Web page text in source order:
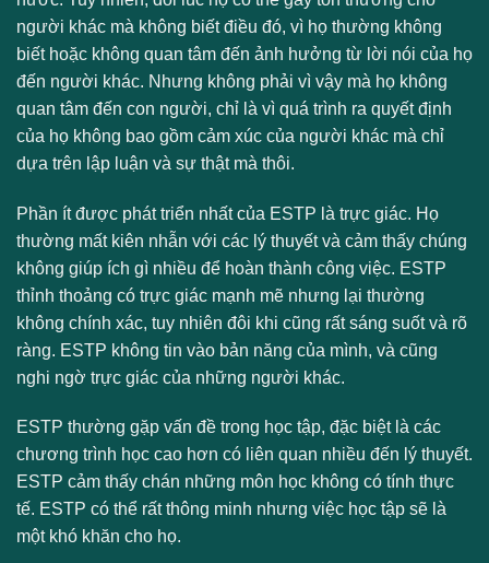
người khác mà không biết điều đó, vì họ thường không
biết hoặc không quan tâm đến ảnh hưởng từ lời nói của họ
đến người khác. Nhưng không phải vì vậy mà họ không
quan tâm đến con người, chỉ là vì quá trình ra quyết định
của họ không bao gồm cảm xúc của người khác mà chỉ
dựa trên lập luận và sự thật mà thôi.
Phần ít được phát triển nhất của ESTP là trực giác. Họ
thường mất kiên nhẫn với các lý thuyết và cảm thấy chúng
không giúp ích gì nhiều để hoàn thành công việc. ESTP
thỉnh thoảng có trực giác mạnh mẽ nhưng lại thường
không chính xác, tuy nhiên đôi khi cũng rất sáng suốt và rõ
ràng. ESTP không tin vào bản năng của mình, và cũng
nghi ngờ trực giác của những người khác.
ESTP thường gặp vấn đề trong học tập, đặc biệt là các
chương trình học cao hơn có liên quan nhiều đến lý thuyết.
ESTP cảm thấy chán những môn học không có tính thực
tế. ESTP có thể rất thông minh nhưng việc học tập sẽ là
một khó khăn cho họ.